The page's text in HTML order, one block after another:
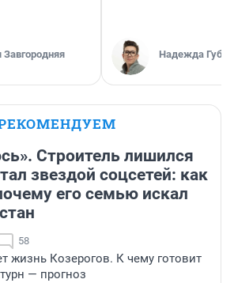
Завгородняя Надежда
Строитель лишился
звездой соцсетей: как
его семью искал
58
жизнь Козерогов. К чему готовит
— прогноз